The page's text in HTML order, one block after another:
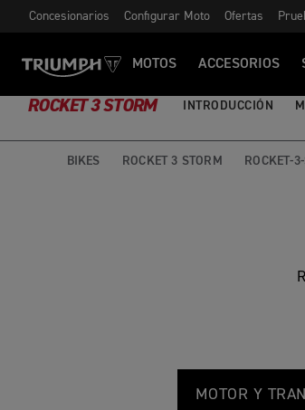
Concesionarios Configurar Moto Ofertas
MOTOS ACCESORIOS
ROCKET 3 STORM INTRODUCCIÓN
BIKES
ROCKET 3 STORM ROCKET-
MOTOR Y